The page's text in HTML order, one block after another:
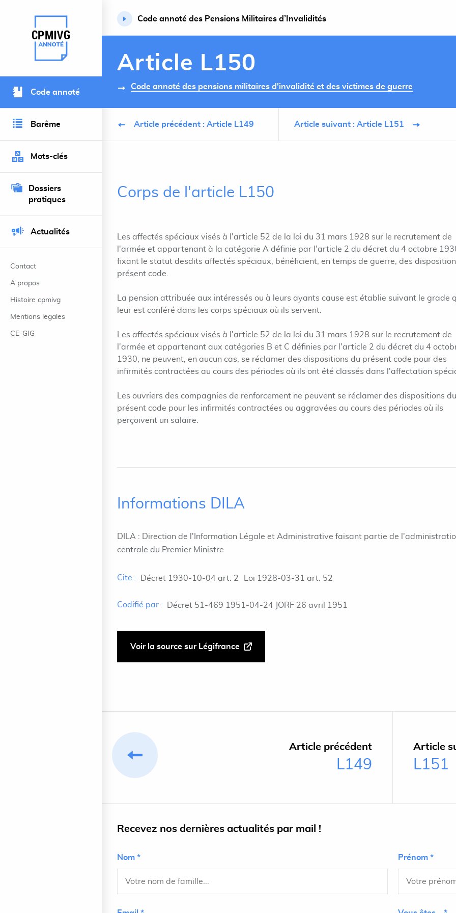
Retour à l’accueil du site
Code annoté
Barême
Mots-clés
Dossiers
pratiques
Actualités
Contact
A propos
Histoire cpmivg
Mentions legales
CE-GIG
Code annoté des Pensions Militaires d’Invalidités
Article L150
Code annoté des pensions militaires d'invalidité et des victimes de guerre
Article précédent : Article L149 Article suivant : Article L151
Corps de l'article L150
Les affectés spéciaux visés à l'article 52 de la loi du 31 mars 1928 sur le recrutement de
l'armée et appartenant à la catégorie A définie par l'article 2 du décret du 4 octobre
fixant le statut desdits affectés spéciaux, bénéficient, en temps de guerre, des
présent code.
La pension attribuée aux intéressés ou à leurs ayants cause est établie suivant le grade
leur est conféré dans les corps spéciaux où ils servent.
Les affectés spéciaux visés à l'article 52 de la loi du 31 mars 1928 sur le recrutement de
l'armée et appartenant aux catégories B et C définies par l'article 2 du décret du 4
1930, ne peuvent, en aucun cas, se réclamer des dispositions du présent code pour des
infirmités contractées au cours des périodes où ils ont été classés dans l'affectation
Les ouvriers des compagnies de renforcement ne peuvent se réclamer des dispositions du
présent code pour les infirmités contractées ou aggravées au cours des périodes où ils
perçoivent un salaire.
Informations DILA
DILA : Direction de l'Information Légale et Administrative faisant partie de
centrale du Premier Ministre
Cite : Décret 1930-10-04 art. 2 Loi 1928-03-31 art. 52
Codifié par : Décret 51-469 1951-04-24 JORF 26 avril 1951
Voir la source sur Légifrance
Article précédent
L149
Article
L151
Recevez nos dernières actualités par mail !
Nom * Prénom *